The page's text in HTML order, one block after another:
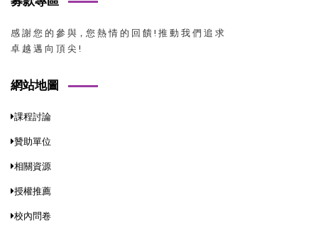
感 謝 您 的 參 與，您 熱 情 的 回 饋 ! 推 動 我 們 追 求
卓 越 邁 向 頂 尖 !
網站地圖
課程討論
贊助單位
相關資源
授權推薦
校內問卷